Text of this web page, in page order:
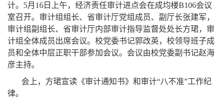
计。5月16日上午，经济责任审计进点会在成均楼B106会议
室召开。审计组组长、省审计厅党组成员、副厅长张建军，
审计组副组长、省审计厅内部审计指导监督处处长方珺，审
计组全体成员出席会议。校党委书记郭改英，校领导班子成
员和全体中层正职干部参加会议。会议由校党委副书记赵海
彦主持。
会上，方珺宣读《审计通知书》和审计“八不准”工作纪
律。